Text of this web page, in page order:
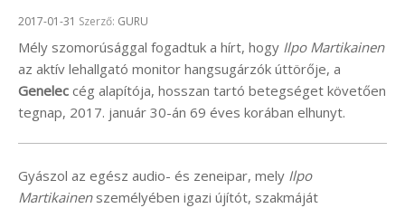
Beküldve:
2017-01-31 Szerző: GURU
Mély szomorúsággal fogadtuk a hírt, hogy Ilpo Martikainen
az aktív lehallgató monitor hangsugárzók úttörője, a
Genelec cég alapítója, hosszan tartó betegséget követően
tegnap, 2017. január 30-án 69 éves korában elhunyt.
Gyászol az egész audio- és zeneipar, mely Ilpo
Martikainenszemélyében igazi újítót, szakmáját